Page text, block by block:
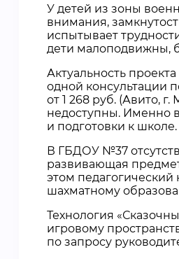
У детей из зоны
внимания,
испытывает
дети малоподвижны,
Актуальность
одной консультации
от 1 268 руб. (Авито,
недоступны. Именно
и подготовки к школе.
В ГБДОУ №37
развивающая
этом
шахматному
Технология
игровому
по запросу